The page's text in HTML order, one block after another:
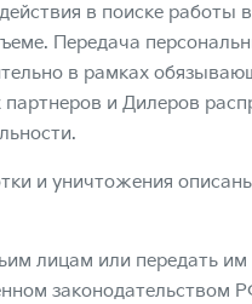
в поиске работы
Передача
в рамках
и Дилеров
и уничтожения
лицам или передать
законодательством